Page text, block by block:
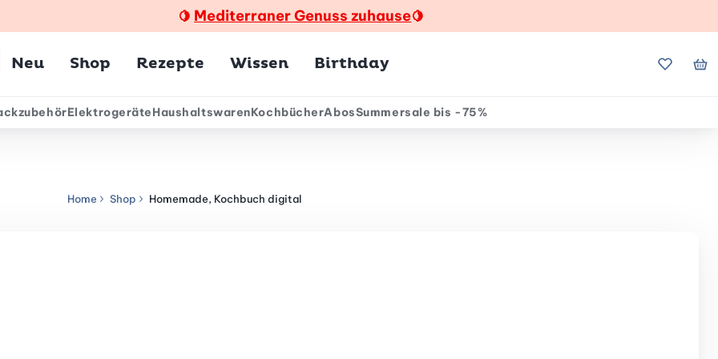
🍋 Mediterraner Genuss zuhause🍋
Neu Shop Rezepte Wissen Birthday Meine
ElektrogeräteHaushaltswarenKochbücherAbosSummersale bis -75%
Home Shop Homemade, Kochbuch digital